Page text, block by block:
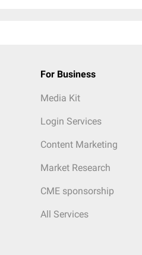
For Business
Media Kit
Login Services
Content Marketing
Market Research
CME sponsorship
All Services